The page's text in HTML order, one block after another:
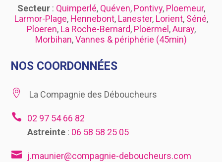
Secteur: Quimperlé, Quéven, Pontivy, Ploemeur,
Larmor-Plage, Hennebont, Lanester, Lorient, Séné,
Ploeren, La Roche-Bernard, Ploërmel ,Auray,
Morbihan,Vannes & périphérie (45min)
NOS COORDONNÉES
 La Compagnie des Déboucheurs

02 97 54 66 82
Astreinte: 06 58 58 25 05

j.maunier@compagnie-deboucheurs.com